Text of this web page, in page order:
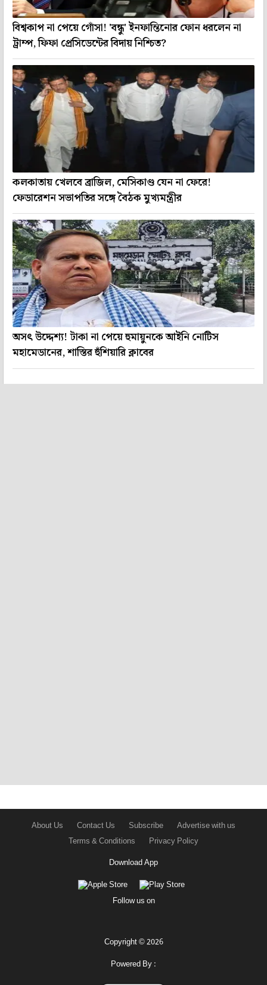
বিশ্বকাপ না পেয়ে গোঁসা! 'বন্ধু' ইনফান্তিনোর ফোন ধরলেন না
ট্রাম্প, ফিফা প্রেসিডেন্টের বিদায় নিশ্চিত?
কলকাতায় খেলবে ব্রাজিল, মেসিকাণ্ড যেন না ফেরে!
ফেডারেশন সভাপতির সঙ্গে বৈঠক মুখ্যমন্ত্রীর
অসৎ উদ্দেশ্য! টাকা না পেয়ে হুমায়ুনকে আইনি নোটিস
মহামেডানের, শাস্তির হুঁশিয়ারি ক্লাবের
About Us Contact Us Subscribe
Advertise with us
Terms & Conditions
Privacy Policy
Download App
Follow us on
Copyright © 2026
Powered By :